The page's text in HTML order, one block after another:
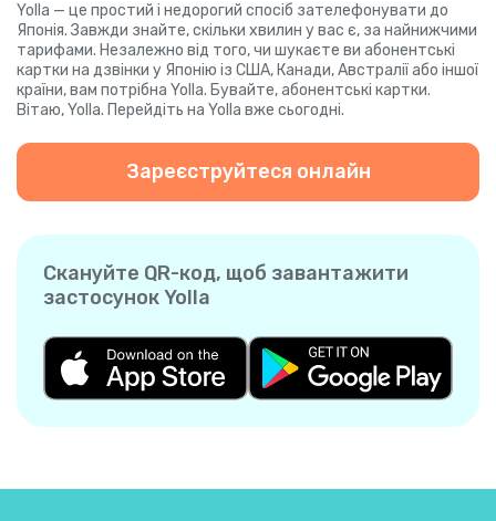
Yolla — це простий і недорогий спосіб зателефонувати до
Японія. Завжди знайте, скільки хвилин у вас є, за найнижчими
тарифами. Незалежно від того, чи шукаєте ви абонентські
картки на дзвінки у Японію із США, Канади, Австралії або іншої
країни, вам потрібна Yolla. Бувайте, абонентські картки.
Вітаю, Yolla. Перейдіть на Yolla вже сьогодні.
Зареєструйтеся онлайн
Скануйте QR-код, щоб завантажити
застосунок Yolla